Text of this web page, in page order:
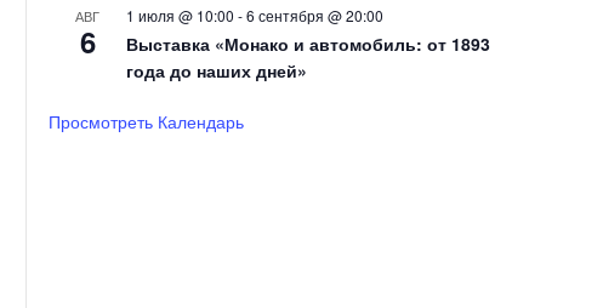
АВГ
6
1 июля @ 10:00 -6 сентября @ 20:00
Выставка «Монако и автомобиль: от 1893
года до наших дней»
Просмотреть Календарь